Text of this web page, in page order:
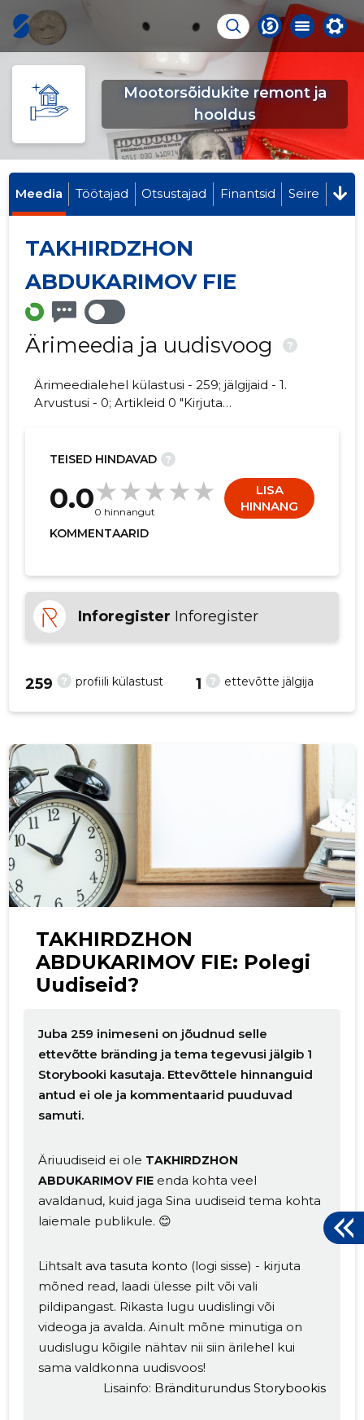
Mootorsõidukite remont ja
hooldus
Meedia Töötajad Otsustajad Finantsid Seire
TAKHIRDZHON
ABDUKARIMOV FIE
Ärimeedia ja uudisvoog ?
Ärimeedialehel külastusi - 259; jälgijaid - 1.
Arvustusi - 0; Artikleid 0 "Kirjuta
TEISED HINDAVAD ?
0.00 hinnangut
LISA
HINNANG
KOMMENTAARID
Inforegister Inforegister
? profiili külastust
259 ? ettevõtte jälgija
1
TAKHIRDZHON
ABDUKARIMOV FIE: Polegi
Uudiseid?
Juba 259 inimeseni on jõudnud selle
ettevõtte bränding ja tema tegevusi jälgib 1
Storybooki kasutaja. Ettevõttele hinnanguid
antud ei ole ja kommentaarid puuduvad
samuti.
Äriuudiseid ei ole TAKHIRDZHON
ABDUKARIMOV FIE enda kohta veel
avaldanud, kuid jaga Sina uudiseid tema kohta
laiemale publikule. 😊
Lihtsalt ava tasuta konto (logi sisse) - kirjuta
mõned read, laadi ülesse pilt või vali
pildipangast. Rikasta lugu uudislingi või
videoga ja avalda. Ainult mõne minutiga on
uudislugu kõigile nähtav nii siin ärilehel kui
sama valdkonna uudisvoos!
Lisainfo: Bränditurundus Storybookis